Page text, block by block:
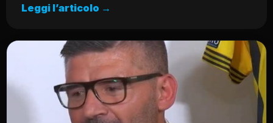
Leggi l’articolo →